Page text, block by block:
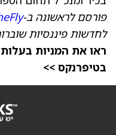
פורסם לראשונה ב-
לחדשות פיננסיות
ראו את המניות
בטיפרנקס >>